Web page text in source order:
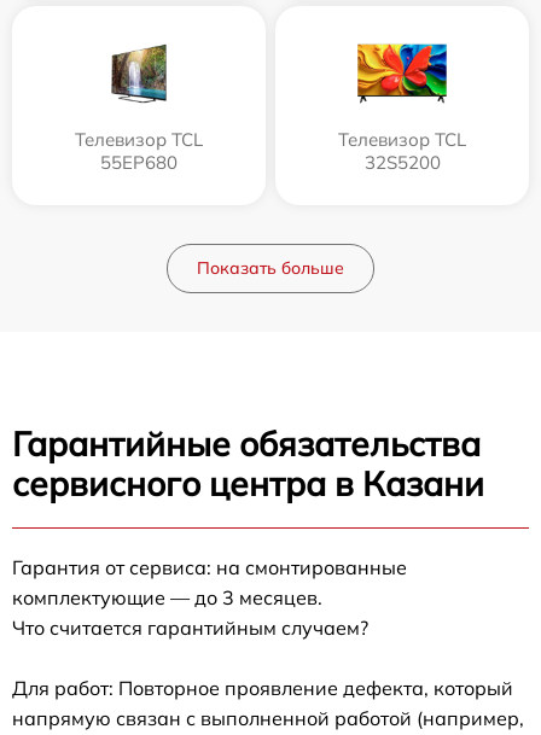
Телевизор TCL
55EP680
Телевизор TCL
32S5200
Показать больше
Гарантийные обязательства
сервисного центра в Казани
Гарантия от сервиса: на смонтированные
комплектующие — до 3 месяцев.
Что считается гарантийным случаем?
Для работ: Повторное проявление дефекта, который
напрямую связан с выполненной работой (например,